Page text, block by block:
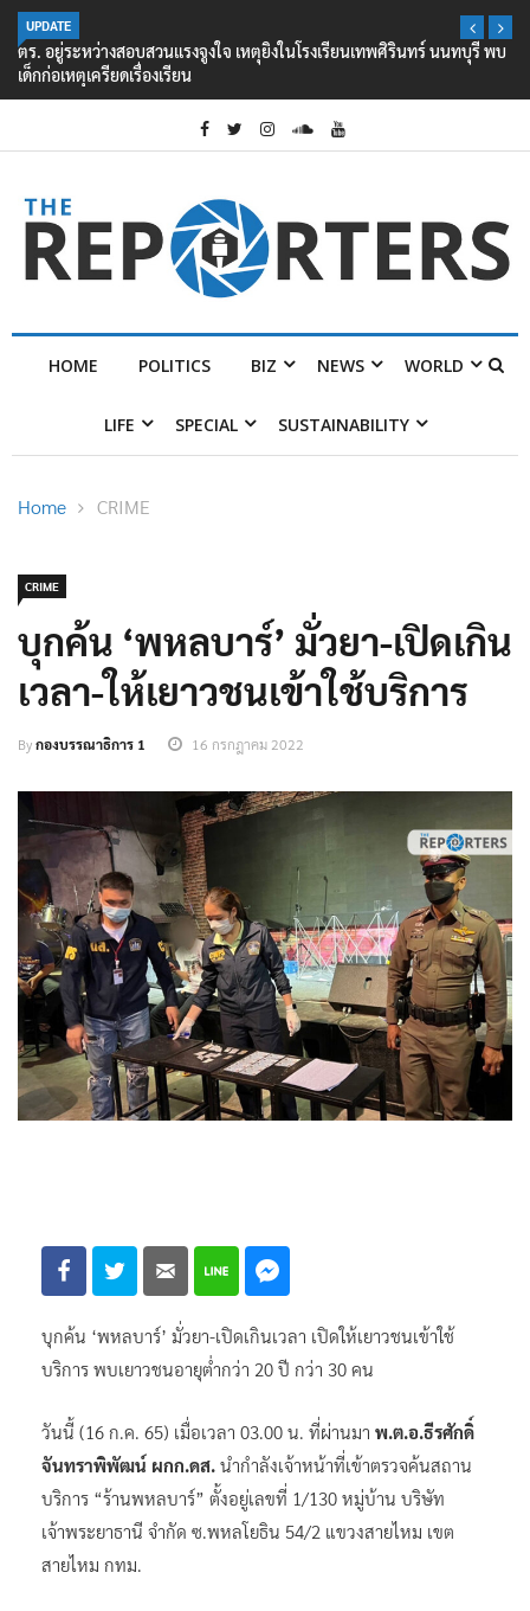
UPDATE
ตร. อยู่ระหว่างสอบสวนแรงจูงใจ เหตุยิงในโรงเรียนเทพศิรินทร์ นนทบุรี พบ
เด็กก่อเหตุเครียดเรื่องเรียน
HOME POLITICS BIZ NEWS WORLD
LIFE SPECIAL SUSTAINABILITY
Home CRIME
CRIME
บุกค้น ‘พหลบาร์’ มั่วยา-เปิดเกิน
เวลา-ให้เยาวชนเข้าใช้บริการ
Byกองบรรณาธิการ 1 16 กรกฎาคม 2022
บุกค้น ‘พหลบาร์’ มั่วยา-เปิดเกินเวลา เปิดให้เยาวชนเข้าใช้
บริการ พบเยาวชนอายุต่ำกว่า 20 ปี กว่า 30 คน
วันนี้ (16 ก.ค. 65) เมื่อเวลา 03.00 น. ที่ผ่านมา พ.ต.อ.ธีรศักดิ์
จันทราพิพัฒน์ ผกก.ดส. นำกำลังเจ้าหน้าที่เข้าตรวจค้นสถาน
บริการ “ร้านพหลบาร์” ตั้งอยู่เลขที่ 1/130 หมู่บ้าน บริษัท
เจ้าพระยาธานี จำกัด ซ.พหลโยธิน 54/2 แขวงสายไหม เขต
สายไหม กทม.